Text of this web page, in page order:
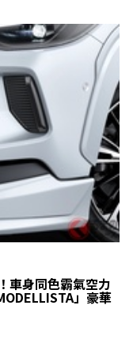
身同色霸氣空力
」豪華